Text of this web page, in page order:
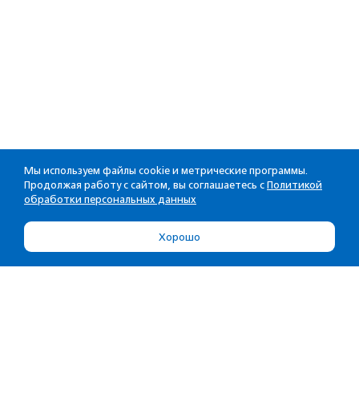
Мы используем файлы cookie и метрические программы.
Продолжая работу с сайтом, вы соглашаетесь с Политикой
обработки персональных данных
Хорошо